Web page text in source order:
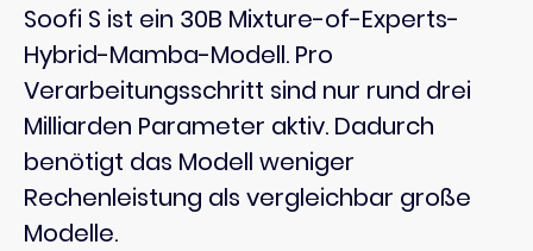
Soofi S ist ein 30B Mixture-of-Experts-
Hybrid-Mamba-Modell. Pro
Verarbeitungsschritt sind nur rund drei
Milliarden Parameter aktiv. Dadurch
benötigt das Modell weniger
Rechenleistung als vergleichbar große
Modelle.